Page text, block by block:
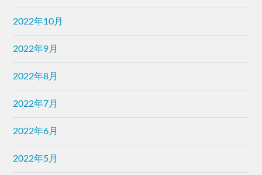
2022年10月
2022年9月
2022年8月
2022年7月
2022年6月
2022年5月